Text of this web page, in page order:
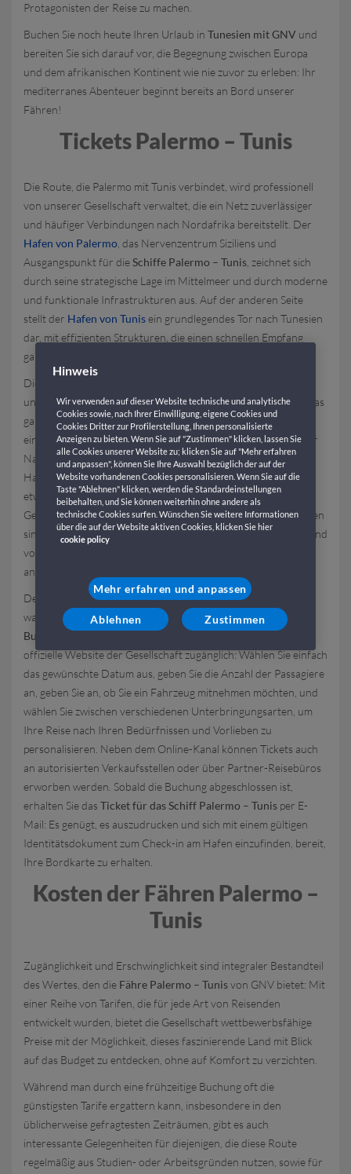
Protagonisten der Reise zu machen.
Buchen Sie noch heute Ihren Urlaub in Tunesien mit GNV und
bereiten Sie sich darauf vor, die Begegnung zwischen Europa
und dem afrikanischen Kontinent wie nie zuvor zu erleben: Ihr
mediterranes Abenteuer beginnt bereits an Bord unserer
Fähren!
Tickets Palermo – Tunis
Die Route, die Palermo mit Tunis verbindet, wird professionell
von unserer Gesellschaft verwaltet, die ein Netz zuverlässiger
und häufiger Verbindungen nach Nordafrika bereitstellt. Der
Hafen von Palermo , das Nervenzentrum Siziliens und
Ausgangspunkt für dieSchiffe Palermo – Tunis , zeichnet sich
durch seine strategische Lage im Mittelmeer und durch moderne
und funktionale Infrastrukturen aus. Auf der anderen Seite
stellt der Hafen von Tunisein grundlegendes Tor nach Tunesien
dar, mit effizienten Strukturen, die einen schnellen Empfang
garantieren.
Die Frequenz der Fahrten ist darauf ausgelegt, sich den
unterschiedlichen Bedürfnissen der Reisenden anzupassen: Das
ganze Jahr über garantiert GNV regelmäßige Abfahrten, mit
einer Erhöhung der Fahrten in der Hochsaison. Die Dauer der
Navigation kann je nach Wetterbedingungen und
Hafenanforderungen variieren, liegt aber im Allgemeinen bei
etwa
11-12 Stunden, was ein ideales Gleichgewicht zwischen
Geschwindigkeit und Komfort gewährleistet: Die Abfahrtszeiten
sind hauptsächlich am Abend geplant, sodass Sie den Tag an Land
vor der Einschiffung nutzen und mit dem neuen Tag am Ziel
ankommen können.
Der Kauf des Tickets für die Fähre Palermo – Tunis
war noch nie so einfach und unmittelbar: UnserOnline-
Buchungssystem
offizielle Website der Gesellschaft zugänglich: Wählen Sie einfach
das gewünschte Datum aus, geben Sie die Anzahl der Passagiere
an, geben Sie an, ob Sie ein Fahrzeug mitnehmen möchten, und
wählen Sie zwischen verschiedenen Unterbringungsarten, um
Ihre Reise nach Ihren Bedürfnissen und Vorlieben zu
personalisieren. Neben dem Online-Kanal können Tickets auch
an autorisierten Verkaufsstellen oder über Partner-Reisebüros
erworben werden. Sobald die Buchung abgeschlossen ist,
erhalten Sie das Ticket für das Schiff Palermo – Tunis per E-
Mail: Es genügt, es auszudrucken und sich mit einem gültigen
Identitätsdokument zum Check-in am Hafen einzufinden, bereit,
Ihre Bordkarte zu erhalten.
Kosten der Fähren Palermo –
Tunis
Zugänglichkeit und Erschwinglichkeit sind integraler Bestandteil
des Wertes, den die Fähre Palermo – Tunisvon GNV bietet: Mit
einer Reihe von Tarifen, die für jede Art von Reisenden
entwickelt wurden, bietet die Gesellschaft wettbewerbsfähige
Preise mit der Möglichkeit, dieses faszinierende Land mit Blick
auf das Budget zu entdecken, ohne auf Komfort zu verzichten.
Während man durch eine frühzeitige Buchung oft die
günstigsten Tarife ergattern kann, insbesondere in den
üblicherweise gefragtesten Zeiträumen, gibt es auch
interessante Gelegenheiten für diejenigen, die diese Route
regelmäßig aus Studien- oder Arbeitsgründen nutzen, sowie für
Hinweis
Wir verwenden auf dieser Website technische und analytische
Cookies sowie, nach Ihrer Einwilligung, eigene Cookies und
Cookies Dritter zur Profilerstellung, Ihnen personalisierte
Anzeigen zu bieten. Wenn Sie auf "Zustimmen" klicken, lassen Sie
alle Cookies unserer Website zu; klicken Sie auf "Mehr erfahren
und anpassen", können Sie Ihre Auswahl bezüglich der auf der
Website vorhandenen Cookies personalisieren. Wenn Sie auf die
Taste "Ablehnen" klicken, werden die Standardeinstellungen
beibehalten, und Sie können weiterhin ohne andere als
technische Cookies surfen. Wünschen Sie weitere Informationen
über die auf der Website aktiven Cookies, klicken Sie hier
cookie policy
Mehr erfahren und anpassen
Ablehnen Zustimmen